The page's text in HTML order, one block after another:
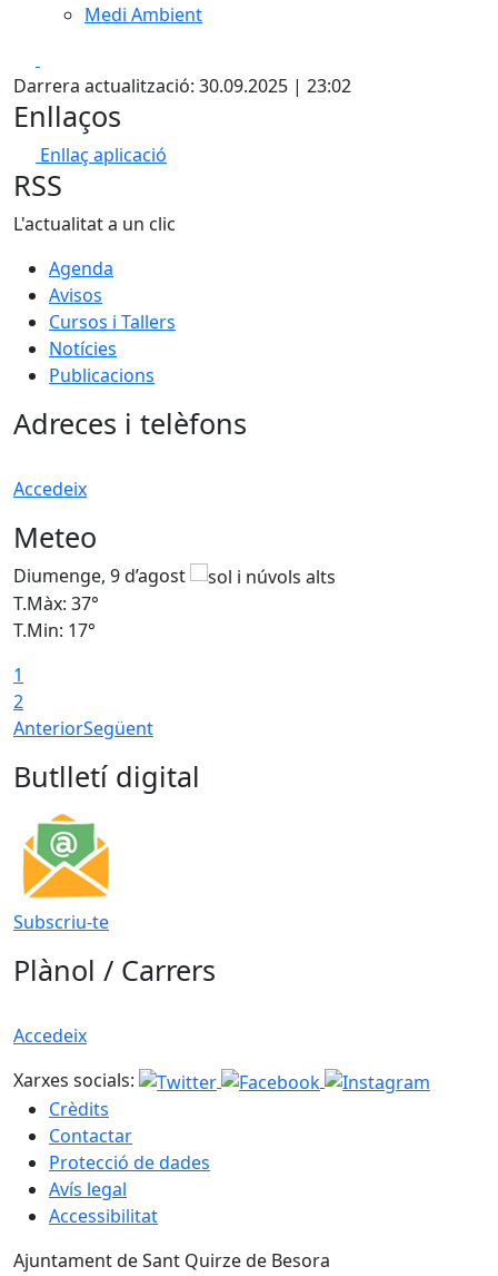
Medi Ambient
Darrera actualització: 30.09.2025 | 23:02
Enllaços
Enllaç aplicació
RSS
L'actualitat a un clic
Agenda
Avisos
Cursos i Tallers
Notícies
Publicacions
Adreces i telèfons
Accedeix
Meteo
Diumenge, 9 d’agost
T.Màx: 37°
T.Min: 17°
1
2
AnteriorSegüent
Butlletí digital
Subscriu-te
Plànol / Carrers
Accedeix
Xarxes socials:
Crèdits
Contactar
Protecció de dades
Avís legal
Accessibilitat
Ajuntament de Sant Quirze de Besora